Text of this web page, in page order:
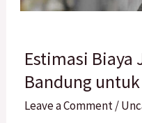
Estimasi Biaya
Bandung
Leave a Comment/
Biaya
Jasa
CCTV